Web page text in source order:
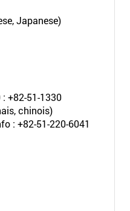
Japanese)
: +82-51-1330
chinois)
: +82-51-220-6041